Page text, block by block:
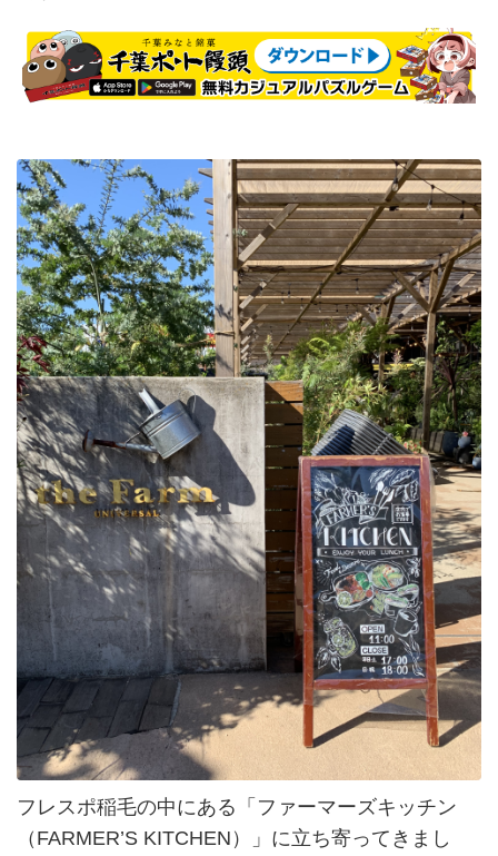
フレスポ稲毛の中にある「ファーマーズキッチン
（FARMER’S KITCHEN）」に立ち寄ってきまし